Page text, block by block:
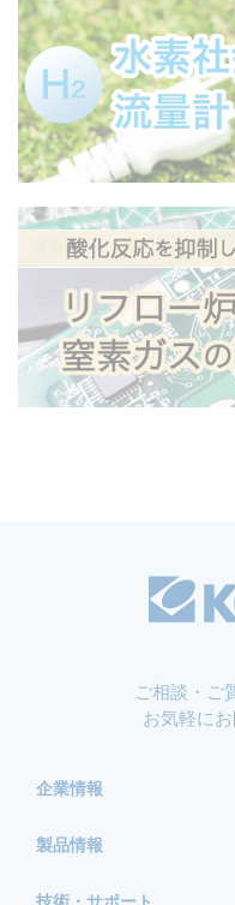
ご相談・ご
お気軽にお
企業情報
製品情報